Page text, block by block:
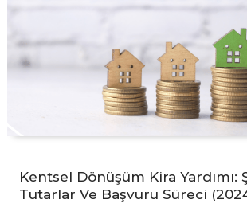
Kentsel Dönüşüm Kira Yardımı:
Tutarlar Ve Başvuru Süreci